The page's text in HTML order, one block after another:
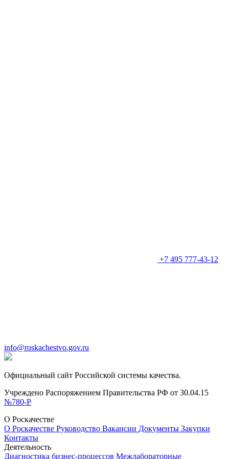
+7 495 777-43-12
info@roskachestvo.gov.ru
Официальный сайт Российской системы качества.
Учреждено Распоряжением Правительства РФ от 30.04.15
№780-Р
О Роскачестве
О Роскачестве Руководство Вакансии Документы Закупки
Контакты
Деятельность
Диагностика бизнес-процессов Межлабораторные